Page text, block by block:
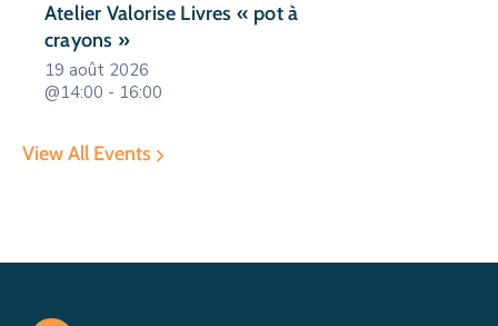
Atelier Valorise Livres « pot à
crayons »
19 août 2026
@14:00 - 16:00
View All Events